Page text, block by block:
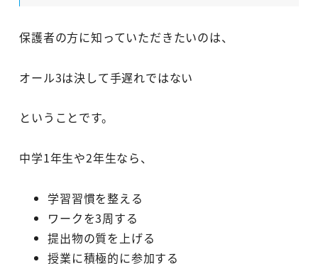
保護者の方に知っていただきたいのは、
オール3は決して手遅れではない
ということです。
中学1年生や2年生なら、
学習習慣を整える
ワークを3周する
提出物の質を上げる
授業に積極的に参加する